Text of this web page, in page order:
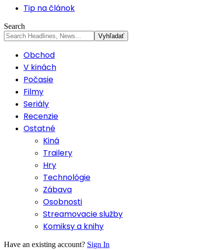
Tip na článok
Search
Obchod
V kinách
Počasie
Filmy
Seriály
Recenzie
Ostatné
Kiná
Trailery
Hry
Technológie
Zábava
Osobnosti
Streamovacie služby
Komiksy a knihy
Have an existing account? Sign In